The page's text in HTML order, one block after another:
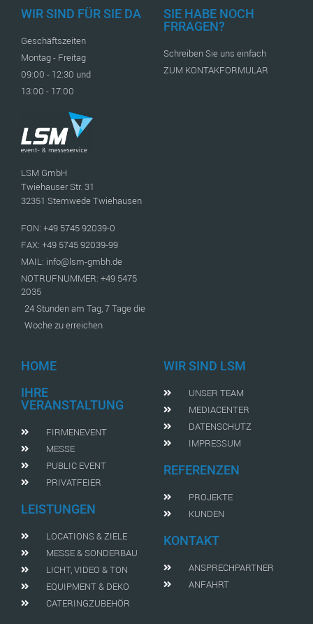
WIR SIND FÜR SIE DA
Geschäftszeiten
Montag - Freitag
09:00 - 12:30 und
13:00 - 17:00
LSM GmbH
Twiehauser Str. 31
32351 Stemwede Twiehausen
FON: +49 5745 92039-0
FAX: +49 5745 92039-99
MAIL: info@lsm-gmbh.de
NOTRUFNUMMER: +49 5475
2035
24 Stunden am Tag, 7 Tage die
Woche zu erreichen
SIE HABE NOCH
FRRAGEN?
Schreiben Sie uns einfach
ZUM KONTAKFORMULAR
HOME
IHRE
VERANSTALTUNG
FIRMENEVENT
MESSE
PUBLIC EVENT
PRIVATFEIER
LEISTUNGEN
LOCATIONS & ZIELE
MESSE & SONDERBAU
LICHT, VIDEO & TON
EQUIPMENT & DEKO
CATERINGZUBEHÖR
WIR SIND LSM
UNSER TEAM
MEDIACENTER
DATENSCHUTZ
IMPRESSUM
REFERENZEN
PROJEKTE
KUNDEN
KONTAKT
ANSPRECHPARTNER
ANFAHRT